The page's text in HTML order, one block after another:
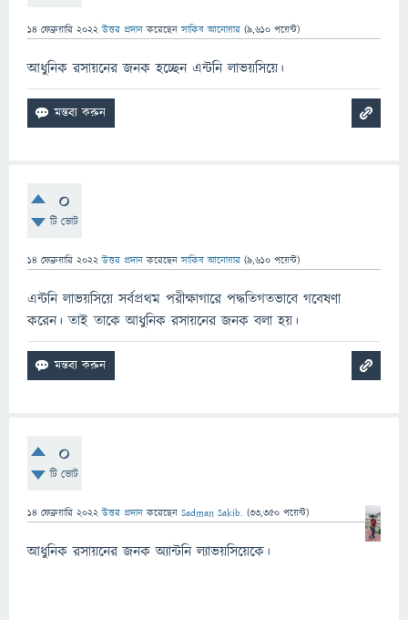
14 ফেব্রুয়ারি 2022 উত্তর প্রদান করেছেনসাকিব আনোয়ার (9,610 পয়েন্ট)
আধুনিক রসায়নের জনক হচ্ছেন এন্টনি লাভয়সিয়ে।
0
টি ভোট
14 ফেব্রুয়ারি 2022 উত্তর প্রদান করেছেনসাকিব আনোয়ার (9,610 পয়েন্ট)
এন্টনি লাভয়সিয়ে সর্বপ্রথম পরীক্ষাগারে পদ্ধতিগতভাবে গবেষণা
করেন। তাই তাকে আধুনিক রসায়নের জনক বলা হয়।
0
টি ভোট
14 ফেব্রুয়ারি 2022 উত্তর প্রদান করেছেন Sadman Sakib. (33,350 পয়েন্ট)
আধুনিক রসায়নের জনক অ্যান্টনি ল্যাভয়সিয়েকে।